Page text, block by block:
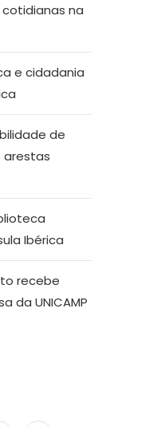
na
e cidadania
de
arestas
Ibérica
recebe
da UNICAMP